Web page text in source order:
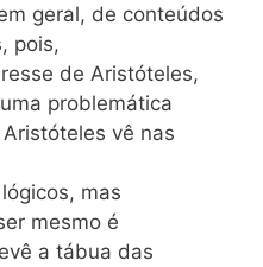
geral, de conteúdos
pois,
de Aristóteles,
problemática
vê nas
mas
mesmo é
a tábua das